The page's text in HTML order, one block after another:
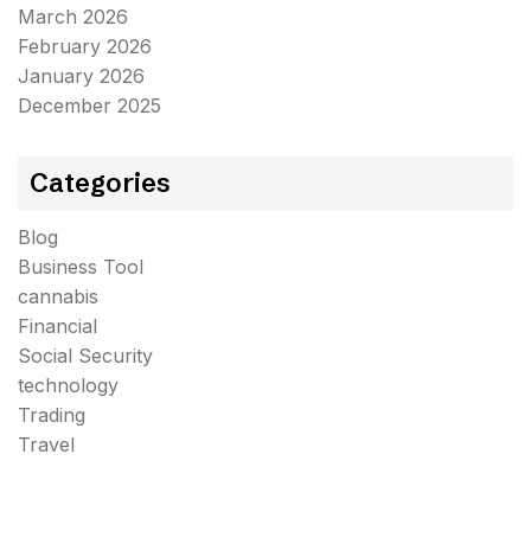
March 2026
February 2026
January 2026
December 2025
Categories
Blog
Business Tool
cannabis
Financial
Social Security
technology
Trading
Travel